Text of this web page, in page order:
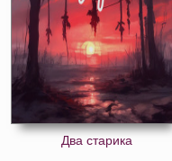
Два старика